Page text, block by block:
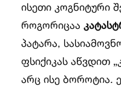
ისეთი კოგნიტური
როგორიცაა
პატარა,
ფსიქიკას აწვდით
არც ისე ბოროტია.